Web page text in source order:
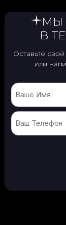
МЫ
В
Оставьте
или
Name
Phone
(Обязательно)